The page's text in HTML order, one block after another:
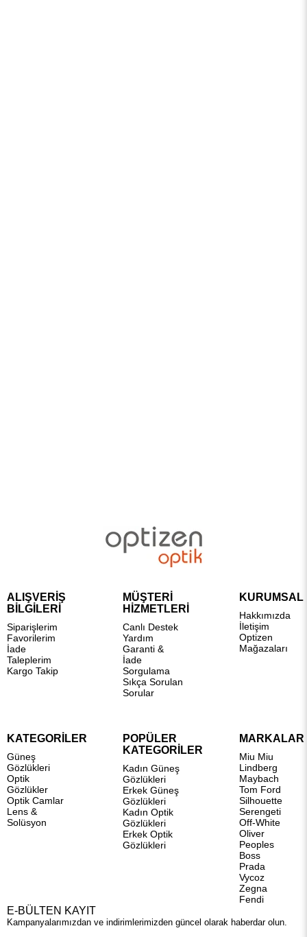
ALIŞVERİŞ
BİLGİLERİ
Siparişlerim
Favorilerim
İade
Taleplerim
Kargo Takip
MÜŞTERİ
HİZMETLERİ
Canlı Destek
Yardım
Garanti &
İade
Sorgulama
Sıkça Sorulan
Sorular
KURUMSAL
Hakkımızda
İletişim
Optizen
Mağazaları
KATEGORİLER
Güneş
Gözlükleri
Optik
Gözlükler
Optik Camlar
Lens &
Solüsyon
POPÜLER
KATEGORİLER
Kadın Güneş
Gözlükleri
Erkek Güneş
Gözlükleri
Kadın Optik
Gözlükleri
Erkek Optik
Gözlükleri
MARKALAR
Miu Miu
Lindberg
Maybach
Tom Ford
Silhouette
Serengeti
Off-White
Oliver
Peoples
Boss
Prada
Vycoz
Zegna
Fendi
E-BÜLTEN KAYIT
Kampanyalarımızdan ve indirimlerimizden güncel olarak haberdar olun.